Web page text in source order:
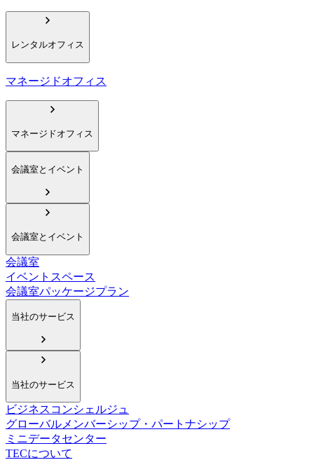
レンタルオフィス
マネージドオフィス
マネージドオフィス
会議室とイベント
会議室とイベント
会議室
イベントスペース
会議室パッケージプラン
当社のサービス
当社のサービス
ビジネスコンシェルジュ
グローバルメンバーシップ・パートナシップ
ミニデータセンター
TECについて